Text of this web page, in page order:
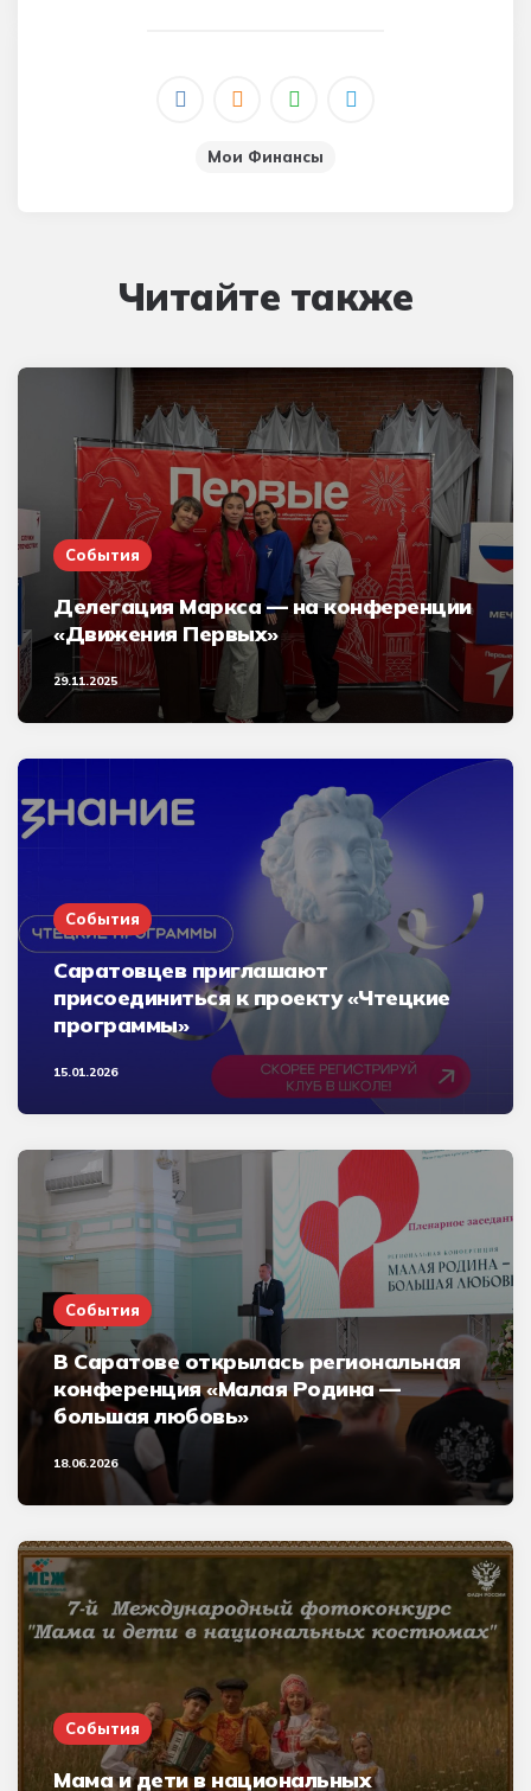
Мои Финансы
Читайте также
События
Делегация Маркса — на конференции
«Движения Первых»
29.11.2025
События
Саратовцев приглашают
присоединиться к проекту «Чтецкие
программы»
15.01.2026
События
В Саратове открылась региональная
конференция «Малая Родина —
большая любовь»
18.06.2026
События
Мама и дети в национальных